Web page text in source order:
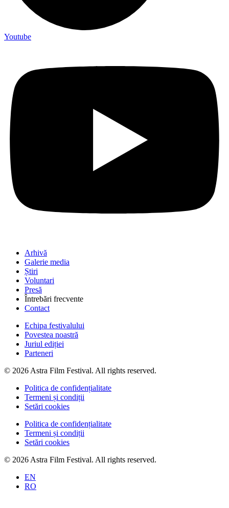
Youtube
Arhivă
Galerie media
Știri
Voluntari
Presă
Întrebări frecvente
Contact
Echipa festivalului
Povestea noastră
Juriul ediției
Parteneri
© 2026 Astra Film Festival. All rights reserved.
Politica de confidențialitate
Termeni și condiții
Setări cookies
Politica de confidențialitate
Termeni și condiții
Setări cookies
© 2026 Astra Film Festival. All rights reserved.
EN
RO